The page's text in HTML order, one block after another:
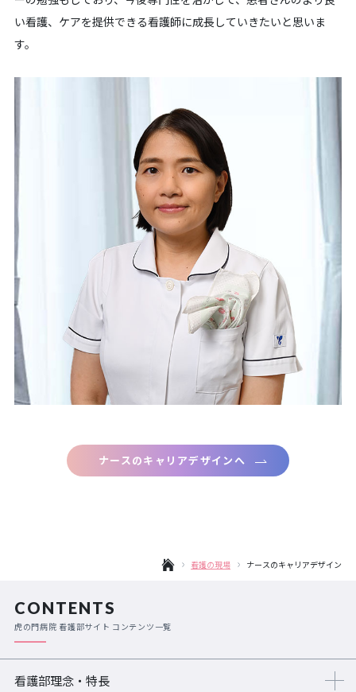
い看護、ケアを提供できる看護師に成長していきたいと思いま
す。
ナースのキャリアデザインへ
看護の現場 ナースのキャリアデザイン
CONTENTS
虎の門病院 看護部サイト コンテンツ一覧
看護部理念・特長